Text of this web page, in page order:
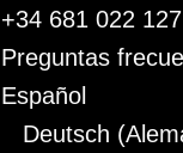
+34 681 022 127
Preguntas
Español
Deutsch (